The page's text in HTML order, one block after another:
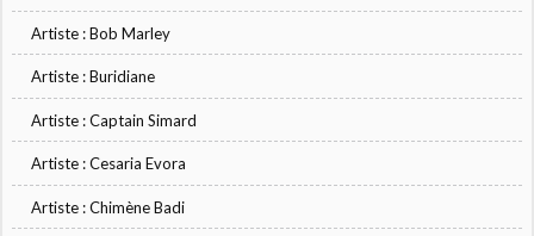
Artiste : Bob Marley
Artiste : Buridiane
Artiste : Captain Simard
Artiste : Cesaria Evora
Artiste : Chimène Badi